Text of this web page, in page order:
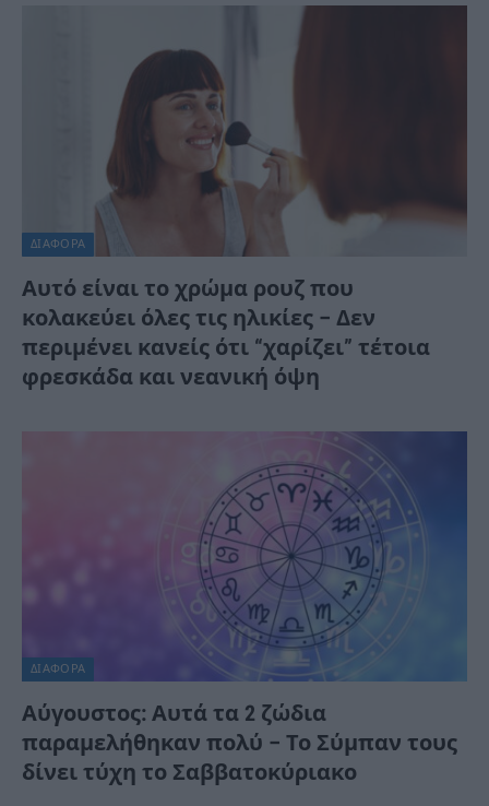
ΔΙΆΦΟΡΑ
Αυτό είναι το χρώμα ρουζ που
κολακεύει όλες τις ηλικίες – Δεν
περιμένει κανείς ότι “χαρίζει” τέτοια
φρεσκάδα και νεανική όψη
ΔΙΆΦΟΡΑ
Αύγουστος: Αυτά τα 2 ζώδια
παραμελήθηκαν πολύ – Το Σύμπαν τους
δίνει τύχη το Σαββατοκύριακο